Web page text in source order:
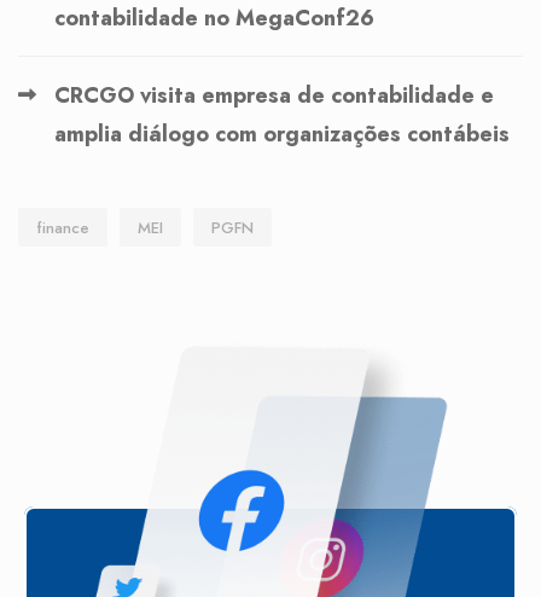
contabilidade no MegaConf26
CRCGO visita empresa de contabilidade e
amplia diálogo com organizações contábeis
finance MEI PGFN